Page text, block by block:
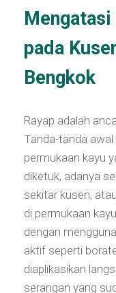
pada
Bengkok
Rayap adalah
Tanda-tanda
permukaan kayu
diketuk, adanya
sekitar kusen,
di permukaan
dengan
aktif seperti
diaplikasikan
serangan yang